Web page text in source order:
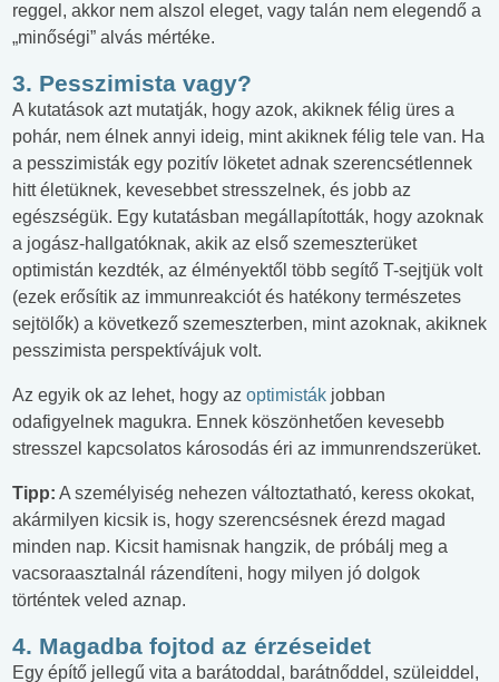
reggel, akkor nem alszol eleget, vagy talán nem elegendő a
„minőségi” alvás mértéke.
3. Pesszimista vagy?
A kutatások azt mutatják, hogy azok, akiknek félig üres a
pohár, nem élnek annyi ideig, mint akiknek félig tele van. Ha
a pesszimisták egy pozitív löketet adnak szerencsétlennek
hitt életüknek, kevesebbet stresszelnek, és jobb az
egészségük. Egy kutatásban megállapították, hogy azoknak
a jogász-hallgatóknak, akik az első szemeszterüket
optimistán kezdték, az élményektől több segítő T-sejtjük volt
(ezek erősítik az immunreakciót és hatékony természetes
sejtölők) a következő szemeszterben, mint azoknak, akiknek
pesszimista perspektívájuk volt.
Az egyik ok az lehet, hogy az optimisták jobban
odafigyelnek magukra. Ennek köszönhetően kevesebb
stresszel kapcsolatos károsodás éri az immunrendszerüket.
Tipp: A személyiség nehezen változtatható, keress okokat,
akármilyen kicsik is, hogy szerencsésnek érezd magad
minden nap. Kicsit hamisnak hangzik, de próbálj meg a
vacsoraasztalnál rázendíteni, hogy milyen jó dolgok
történtek veled aznap.
4. Magadba fojtod az érzéseidet
Egy építő jellegű vita a barátoddal, barátnőddel, szüleiddel,